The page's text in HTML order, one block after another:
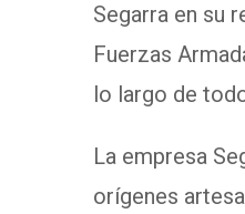
Segarra en su
Fuerzas
lo largo de
La empresa
orígenes